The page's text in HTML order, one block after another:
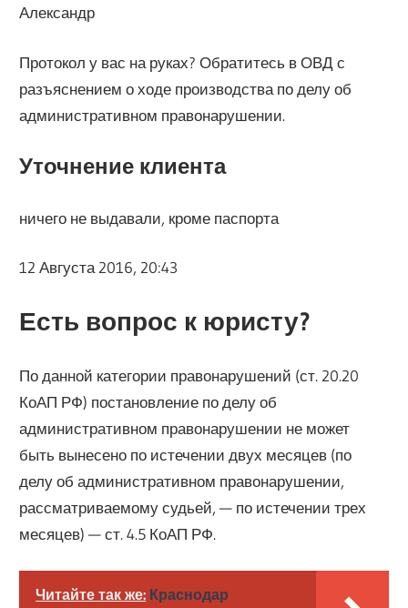
Александр
Протокол у вас на руках? Обратитесь в ОВД с
разъяснением о ходе производства по делу об
административном правонарушении.
Уточнение клиента
ничего не выдавали, кроме паспорта
12 Августа 2016, 20:43
Есть вопрос к юристу?
По данной категории правонарушений (ст. 20.20
КоАП РФ) постановление по делу об
административном правонарушении не может
быть вынесено по истечении двух месяцев (по
делу об административном правонарушении,
рассматриваемому судьей, — по истечении трех
месяцев) — ст. 4.5 КоАП РФ.
Читайте так же: Краснодар